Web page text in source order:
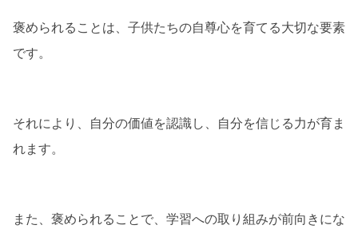
まとめ
褒められることは、子供たちの自尊心を育てる大切な要素
です。
それにより、自分の価値を認識し、自分を信じる力が育ま
れます。
また、褒められることで、学習への取り組みが前向きにな